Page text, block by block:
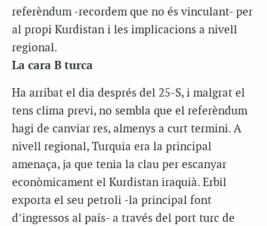
referèndum -recordem que no és vinculant- per
al propi Kurdistan i les implicacions a nivell
regional.
La cara B turca
Ha arribat el dia després del 25-S, i malgrat el
tens clima previ, no sembla que el referèndum
hagi de canviar res, almenys a curt termini. A
nivell regional, Turquia era la principal
amenaça, ja que tenia la clau per escanyar
econòmicament el Kurdistan iraquià. Erbil
exporta el seu petroli -la principal font
d’ingressos al país- a través del port turc de